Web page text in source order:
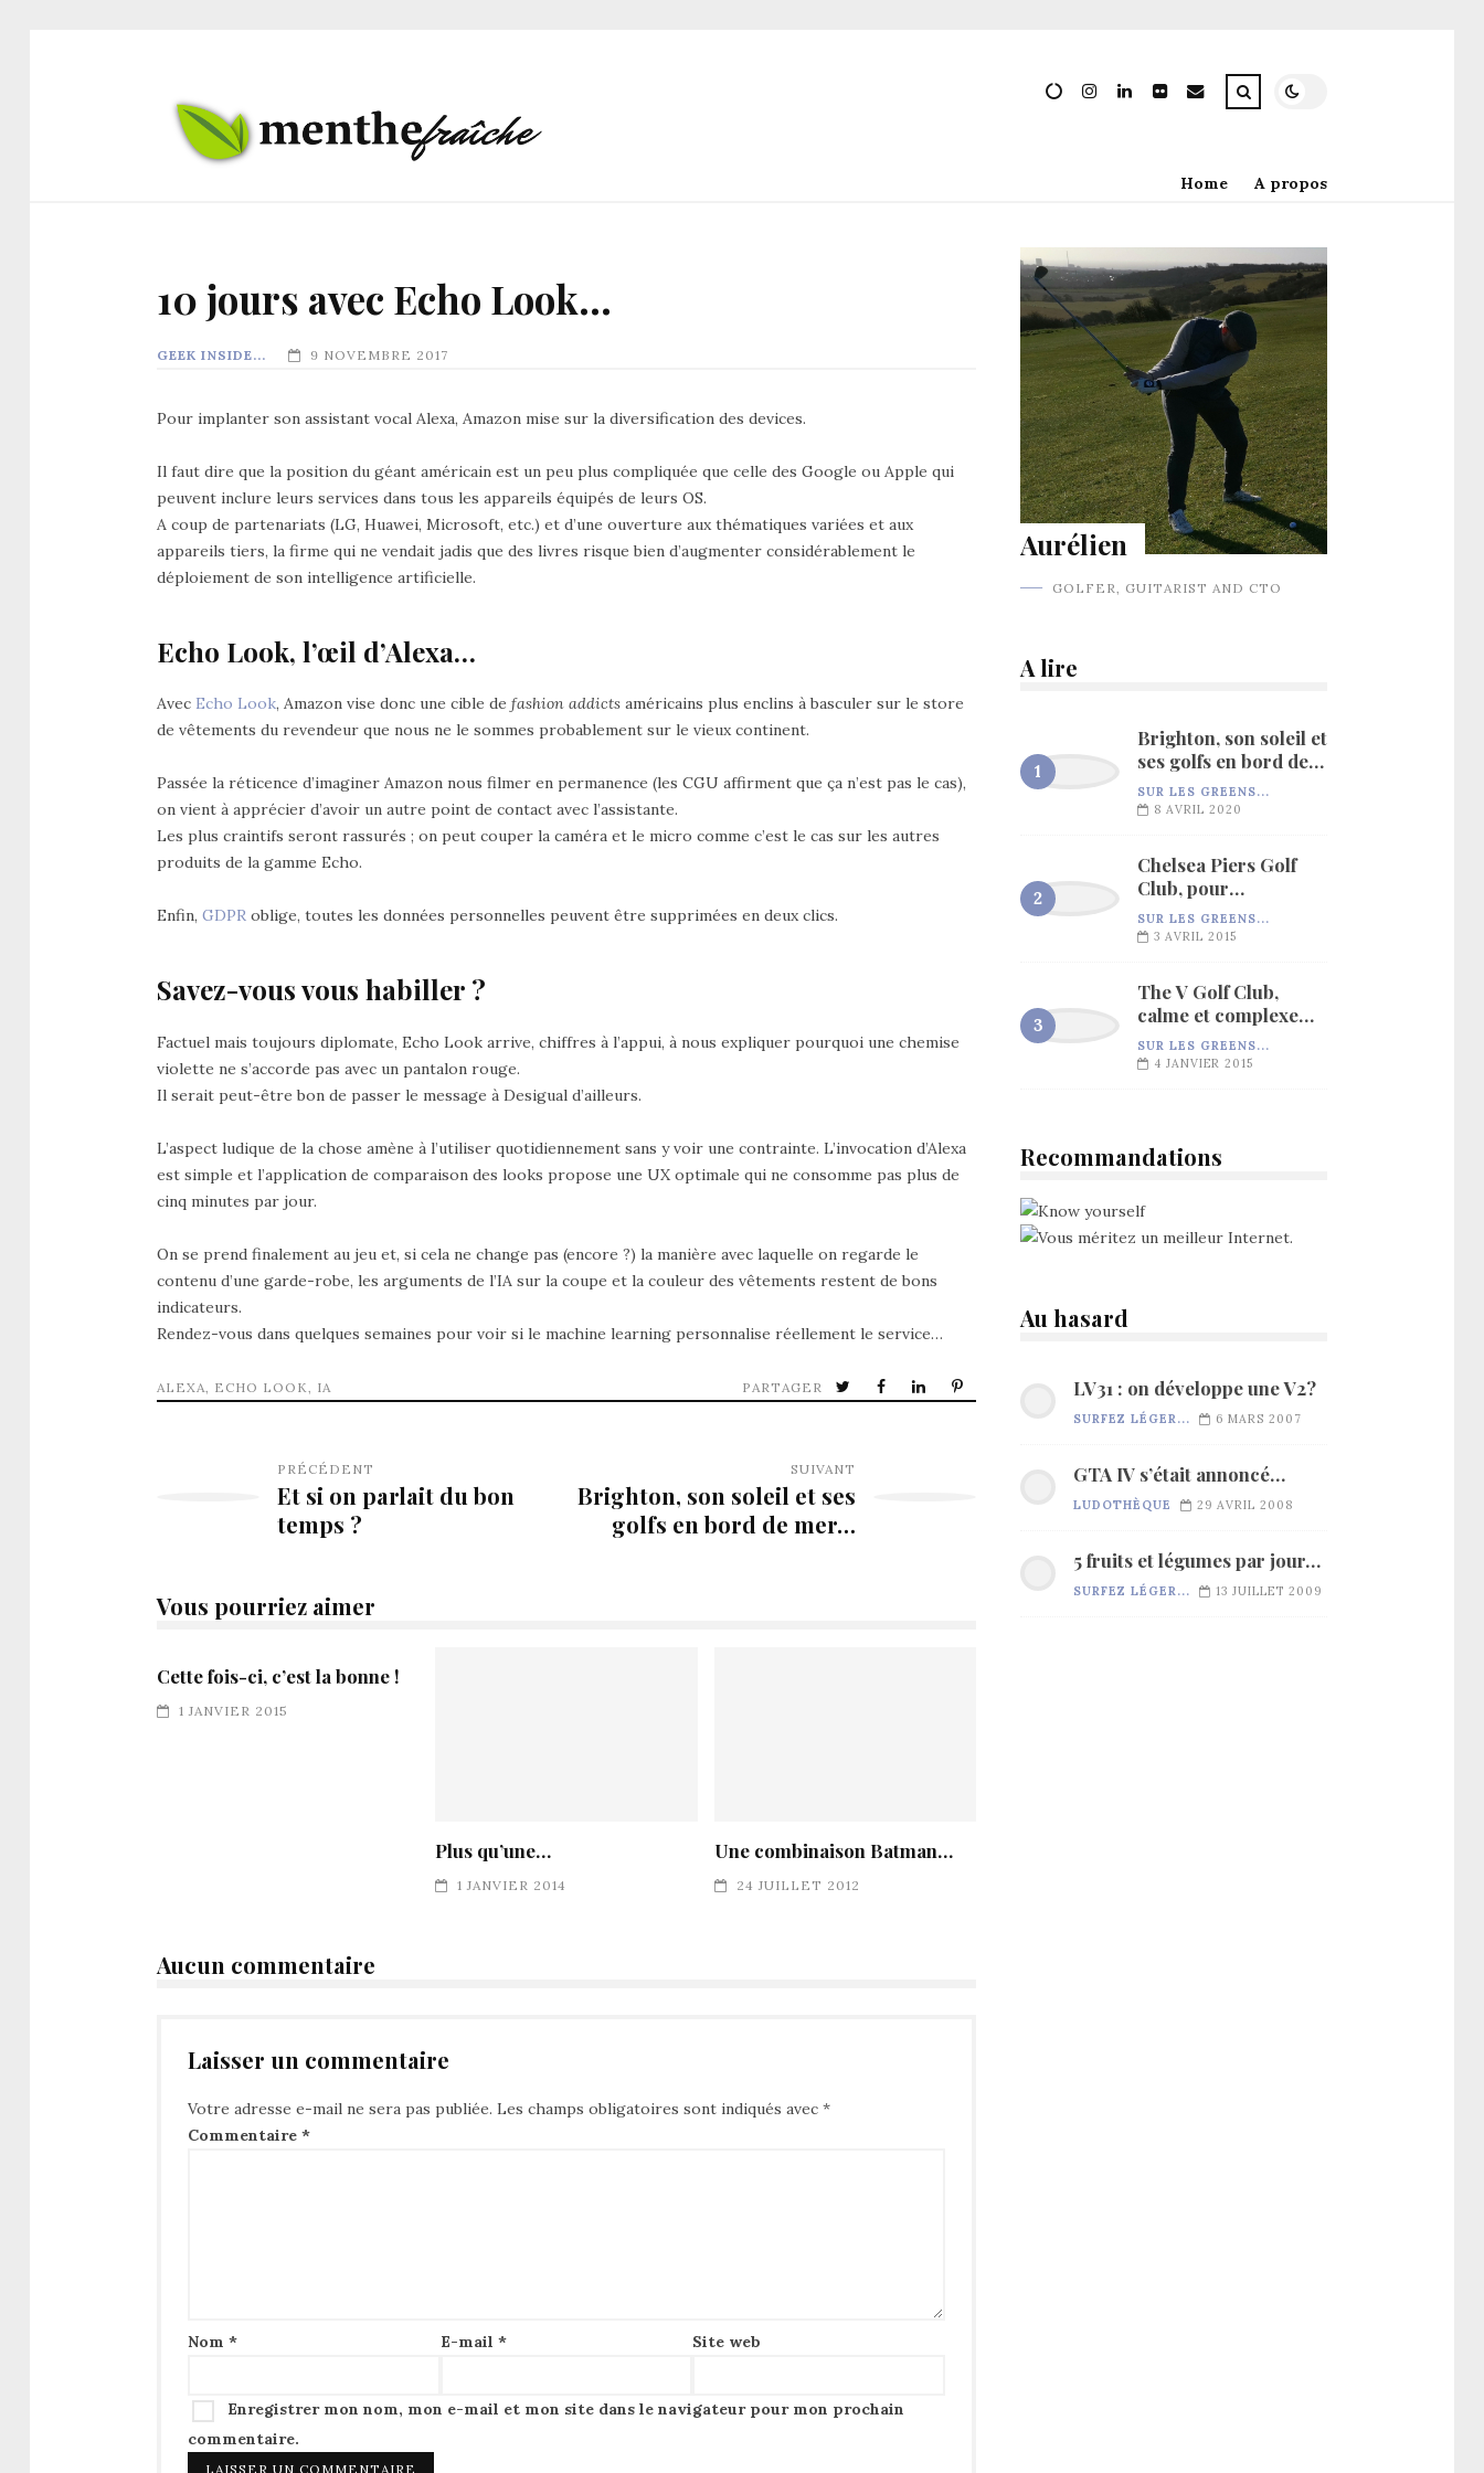
Home A propos
10 jours avec Echo Look…
GEEK INSIDE... 9 NOVEMBRE 2017
Pour implanter son assistant vocal Alexa, Amazon mise sur la diversification des devices.
Il faut dire que la position du géant américain est un peu plus compliquée que celle des Google ou Apple qui
peuvent inclure leurs services dans tous les appareils équipés de leurs OS.
A coup de partenariats (LG, Huawei, Microsoft, etc.) et d’une ouverture aux thématiques variées et aux
appareils tiers, la firme qui ne vendait jadis que des livres risque bien d’augmenter considérablement le
déploiement de son intelligence artificielle.
Echo Look, l’œil d’Alexa…
Avec Echo Look, Amazon vise donc une cible de fashion addicts américains plus enclins à basculer sur le store
de vêtements du revendeur que nous ne le sommes probablement sur le vieux continent.
Passée la réticence d’imaginer Amazon nous filmer en permanence (les CGU affirment que ça n’est pas le cas),
on vient à apprécier d’avoir un autre point de contact avec l’assistante.
Les plus craintifs seront rassurés ; on peut couper la caméra et le micro comme c’est le cas sur les autres
produits de la gamme Echo.
Enfin, GDPR oblige, toutes les données personnelles peuvent être supprimées en deux clics.
Savez-vous vous habiller ?
Factuel mais toujours diplomate, Echo Look arrive, chiffres à l’appui, à nous expliquer pourquoi une chemise
violette ne s’accorde pas avec un pantalon rouge.
Il serait peut-être bon de passer le message à Desigual d’ailleurs.
L’aspect ludique de la chose amène à l’utiliser quotidiennement sans y voir une contrainte. L’invocation d’Alexa
est simple et l’application de comparaison des looks propose une UX optimale qui ne consomme pas plus de
cinq minutes par jour.
On se prend finalement au jeu et, si cela ne change pas (encore ?) la manière avec laquelle on regarde le
contenu d’une garde-robe, les arguments de l’IA sur la coupe et la couleur des vêtements restent de bons
indicateurs.
Rendez-vous dans quelques semaines pour voir si le machine learning personnalise réellement le service…
ALEXA ECHO LOOK IA PARTAGER
PRÉCÉDENT
Et si on parlait du bon
temps ?
SUIVANT
Brighton, son soleil et ses
golfs en bord de mer…
Vous pourriez aimer
Cette fois-ci, c’est la bonne !
1 JANVIER 2015
Plus qu’une…
1 JANVIER 2014
Une combinaison Batman…
24 JUILLET 2012
Aucun commentaire
Laisser un commentaire
Votre adresse e-mail ne sera pas publiée. Les champs obligatoires sont indiqués avec *
Commentaire *
Nom * E-mail * Site web
Enregistrer mon nom, mon e-mail et mon site dans le navigateur pour mon prochain
commentaire.
Aurélien
GOLFER, GUITARIST AND CTO
A lire
Brighton, son soleil et
ses golfs en bord de
mer…
SUR LES GREENS...
8 AVRIL 2020
Chelsea Piers Golf
Club, pour
l’entraînement…
SUR LES GREENS...
3 AVRIL 2015
The V Golf Club,
calme et complexe…
SUR LES GREENS...
4 JANVIER 2015
Recommandations
Au hasard
LV31 : on développe une V2?
SURFEZ LÉGER... 6 MARS 2007
GTA IV s’était annoncé…
LUDOTHÈQUE 29 AVRIL 2008
5 fruits et légumes par jour…
SURFEZ LÉGER... 13 JUILLET 2009